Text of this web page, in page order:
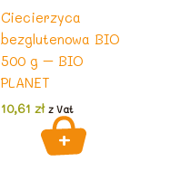
Ciecierzyca
bezglutenowa BIO
500 g – BIO
PLANET
10,61 zł z Vat